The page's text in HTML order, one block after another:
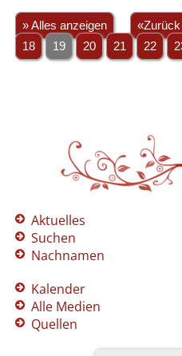
» Alles anzeigen «Zurück
18
19 20 21 22
Aktuelles
Suchen
Nachnamen
Kalender
Alle Medien
Quellen